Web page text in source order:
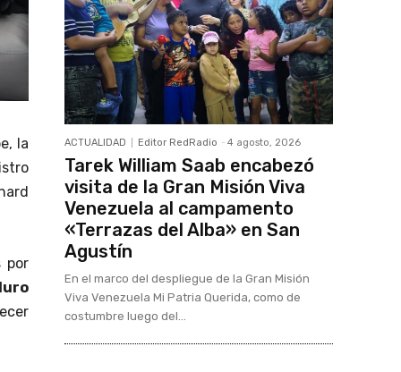
la
por
ACTUALIDAD Editor RedRadio - 4 agosto, 2026
Tarek William Saab encabezó
visita de la Gran Misión Viva
Venezuela al campamento
«Terrazas del Alba» en San
Agustín
En el marco del despliegue de la Gran Misión
Viva Venezuela Mi Patria Querida, como de
costumbre luego del...